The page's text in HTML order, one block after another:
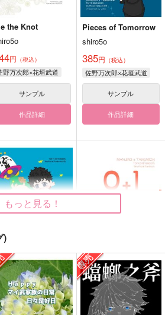
the Knot
円 （税込）
野万次郎×花垣武道
サンプル
作品詳細
Pieces of Tomorrow
shiro5o
385円 （税込）
佐野万次郎×花垣武道
サンプル
作品詳細
-
You Stayed-
0+1
shiro5o
220円（税込）
もっと見る！
)